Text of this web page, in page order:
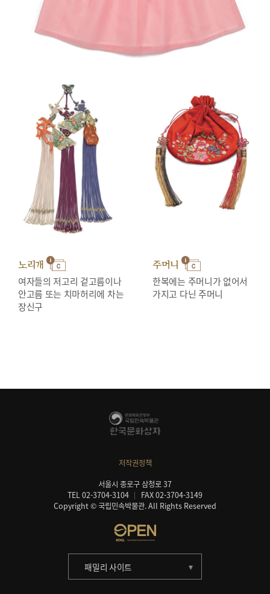
노리개
여자들의 저고리 겉고름이나
안고름 또는 치마허리에 차는
장신구
주머니
한복에는 주머니가 없어서
가지고 다닌 주머니
저작권정책
서울시 종로구 삼청로 37
TEL 02-3704-3104
FAX 02-3704-3149
Copyright © 국립민속박물관. All Rights Reserved
패밀리 사이트